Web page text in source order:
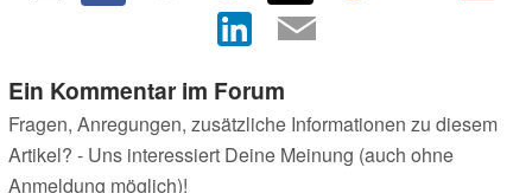
Ein Kommentar im Forum
Fragen, Anregungen, zusätzliche Informationen zu diesem
Artikel? - Uns interessiert Deine Meinung (auch ohne
Anmeldung möglich)!